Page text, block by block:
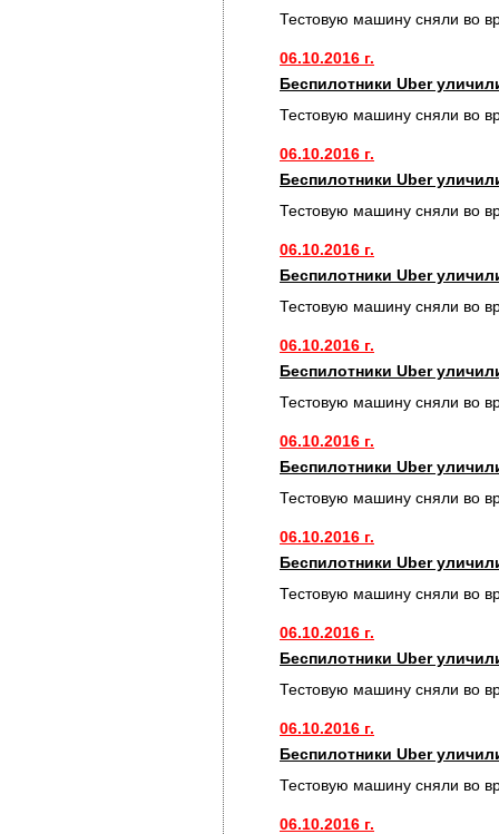
Тестовую машину сняли во
06.10.2016 г.
Беспилотники Uber
Тестовую машину сняли во
06.10.2016 г.
Беспилотники Uber
Тестовую машину сняли во
06.10.2016 г.
Беспилотники Uber
Тестовую машину сняли во
06.10.2016 г.
Беспилотники Uber
Тестовую машину сняли во
06.10.2016 г.
Беспилотники Uber
Тестовую машину сняли во
06.10.2016 г.
Беспилотники Uber
Тестовую машину сняли во
06.10.2016 г.
Беспилотники Uber
Тестовую машину сняли во
06.10.2016 г.
Беспилотники Uber
Тестовую машину сняли во
06.10.2016 г.